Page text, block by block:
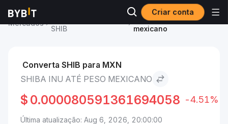
Criar conta
Mercados
SHIB
Shiba Inu to Peso
mexicano
Converta SHIB para MXN
SHIBA INU ATÉ PESO MEXICANO
$ 0.000080591361694058 -4.51%
Última atualização: Aug 6, 2026, 20:00:00